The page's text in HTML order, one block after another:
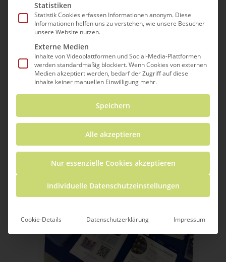
Vom 24. bis 26. Oktober 2024 waren das
ICSE-Team und die Professur für
Waldwachstum und
gemeinsam auf den Science Days im
Europa-Park Rust vertreten. Drei Tage
lang begrüßten wir neugierige
Besucher*innen, beantworteten
spannende Fragen und zeigten, wie
faszinierend MINT sein kann.
Statistiken
Statistik Cookies erfassen Informationen anonym. Diese
Informationen helfen uns zu verstehen, wie unsere Besucher
unsere Website nutzen.
Externe Medien
Inhalte von Videoplattformen und Social-Media-Plattformen
werden standardmäßig blockiert. Wenn Cookies von externen
Medien akzeptiert werden, bedarf der Zugriff auf diese
Inhalte keiner manuellen Einwilligung mehr.
Speichern
Alle akzeptieren
Nur essenzielle Cookies akzeptieren
Individuelle Datenschutzeinstellungen
Cookie-Details Datenschutzerklärung Impressum